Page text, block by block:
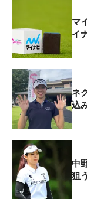
マ
イ
ネ
込
中
狙